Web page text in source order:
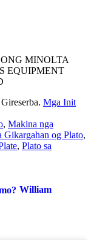
MINOLTA
EQUIPMENT
Mga Init
, Makina nga
Gikargahan og Plato,
, Plato sa
William